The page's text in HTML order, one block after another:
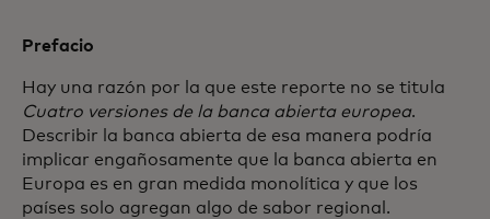
Prefacio
Hay una razón por la que este reporte no se titula
Cuatro versiones de la banca abierta europea.
Describir la banca abierta de esa manera podría
implicar engañosamente que la banca abierta en
Europa es en gran medida monolítica y que los
países solo agregan algo de sabor regional.